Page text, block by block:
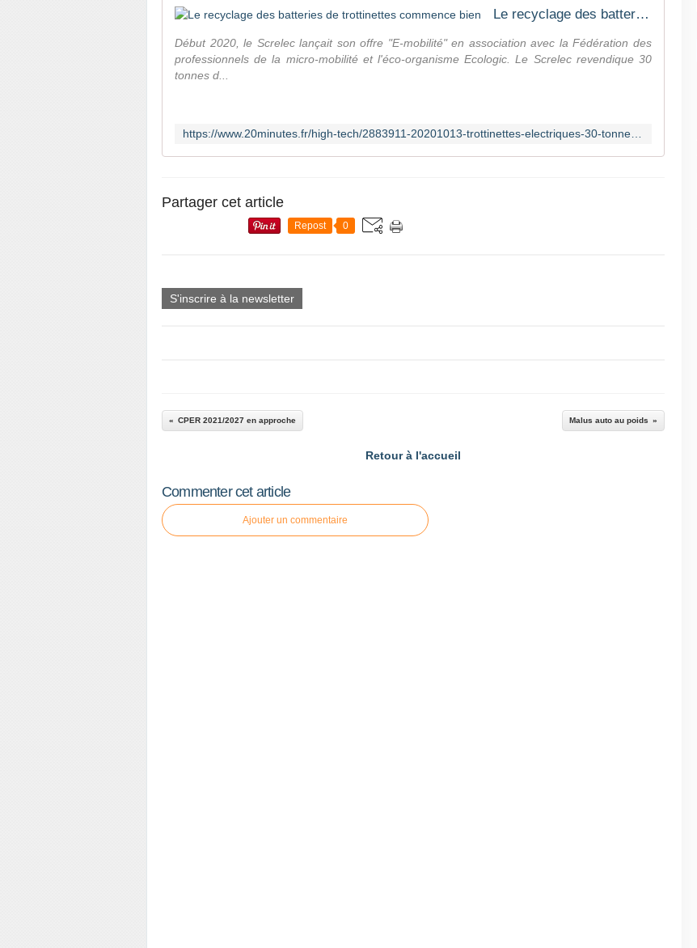
Le recyclage des batteries de trottinettes commence bien
Début 2020, le Screlec lançait son offre "E-mobilité" en association avec la Fédération des
professionnels de la micro-mobilité et l'éco-organisme Ecologic. Le Screlec revendique 30
tonnes d...
Partager cet article
Repost 0
S'inscrire à la newsletter
CPER 2021/2027 en approche Malus auto au poids
Retour à l'accueil
Commenter cet article
Ajouter un commentaire